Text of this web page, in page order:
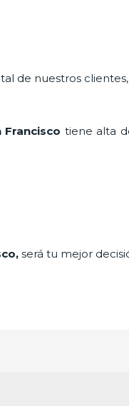
de nuestros
Francisco tiene alta
será tu mejor